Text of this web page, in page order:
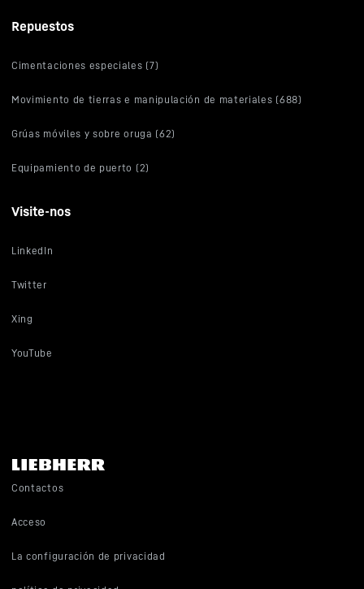
Repuestos
Cimentaciones especiales (7)
Movimiento de tierras e manipulación de materiales (688)
Grúas móviles y sobre oruga (62)
Equipamiento de puerto (2)
Visite-nos
LinkedIn
Twitter
Xing
YouTube
Contactos
Acceso
La configuración de privacidad